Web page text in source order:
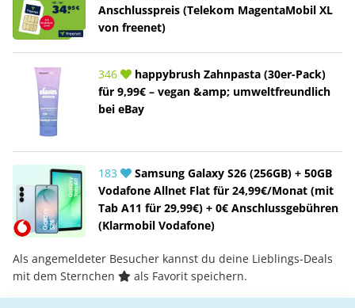
Anschlusspreis (Telekom MagentaMobil XL
von freenet)
346
happybrush Zahnpasta (30er-Pack)
für 9,99€ – vegan &amp; umweltfreundlich
bei eBay
183
Samsung Galaxy S26 (256GB) + 50GB
Vodafone Allnet Flat für 24,99€/Monat (mit
Tab A11 für 29,99€) + 0€ Anschlussgebühren
(Klarmobil Vodafone)
Als angemeldeter Besucher kannst du deine Lieblings-Deals
mit dem Sternchen
als Favorit speichern.